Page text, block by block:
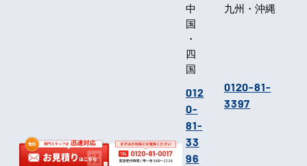
中
国
・
四
国
012
0-
81-
33
96
九州・沖縄
0120-81-
3397